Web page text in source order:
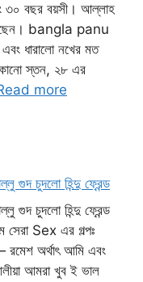
৩০ বছর বয়সী। আল্লাহ
bangla panu
ধারালো নখের মত
স্তন, ২৮ এর
more
গুদ চুদলো হিন্দু ফ্রেন্ড
গুদ চুদলো হিন্দু ফ্রেন্ড
Sex এর গল্পঃ
অর্থাৎ আমি এবং
আমরা খুব ই ভাল